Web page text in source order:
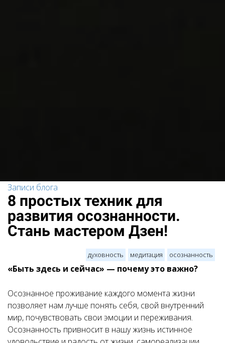
Записи блога
8 простых техник для
развития осознанности.
Стань мастером Дзен!
духовность медитация осознанность
«Быть здесь и сейчас» — почему это важно?
Осознанное проживание каждого момента жизни
позволяет нам лучше понять себя, свой внутренний
мир, почувствовать свои эмоции и переживания.
Осознанность привносит в нашу жизнь истинное